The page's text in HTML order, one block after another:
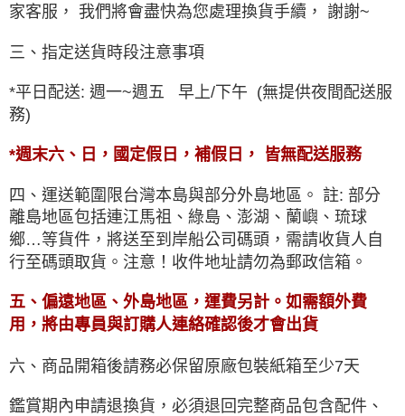
家客服， 我們將會盡快為您處理換貨手續 ， 謝謝~
三、指定送貨時段注意事項
*平日配送: 週一~週五 早上/下午 (無提供夜間配送服
務)
*週末六、日，國定假日，補假日， 皆無配送服務
四、運送範圍限台灣本島與部分外島地區。 註: 部分
離島地區包括連江馬祖、綠島、澎湖、蘭嶼、琉球
鄉…等貨件，將送至到岸船公司碼頭，需請收貨人自
行至碼頭取貨。注意！收件地址請勿為郵政信箱。
五、偏遠地區、外島地區，運費另計。如需額外費
用，將由專員與訂購人連絡確認後才會出貨
六、商品開箱後請務必保留原廠包裝紙箱至少7天
鑑賞期內申請退換貨，必須退回完整商品包含配件、